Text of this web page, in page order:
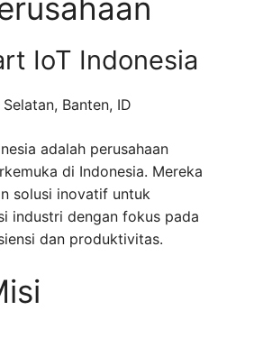
IoT Indonesia
, Banten, ID
adalah perusahaan
di Indonesia. Mereka
solusi inovatif untuk
industri dengan fokus pada
dan produktivitas.